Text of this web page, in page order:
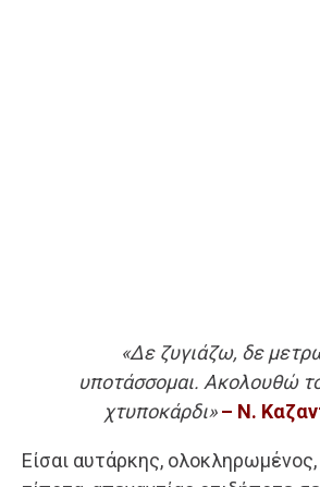
«Δε ζυγιάζω, δε
υποτάσσομαι. Ακολουθώ
χτυποκάρδι» – Ν.
Είσαι αυτάρκης,